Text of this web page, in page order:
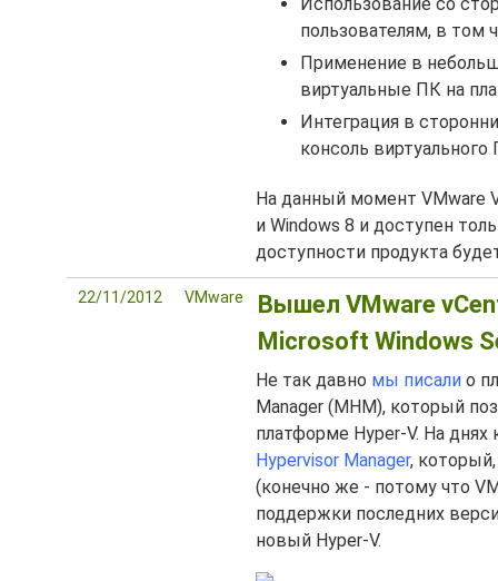
пользователям, в том
Применение в
виртуальные ПК на
Интеграция в
консоль виртуального
На данный момент VMware
и Windows 8 и доступен
доступности продукта
22/11/2012 VMware
Вышел VMware
Microsoft Windows
Не так давно мы писали о
Manager (MHM), который
платформе Hyper-V. На
Hypervisor Manager,
(конечно же - потому что
поддержки последних
новый Hyper-V.